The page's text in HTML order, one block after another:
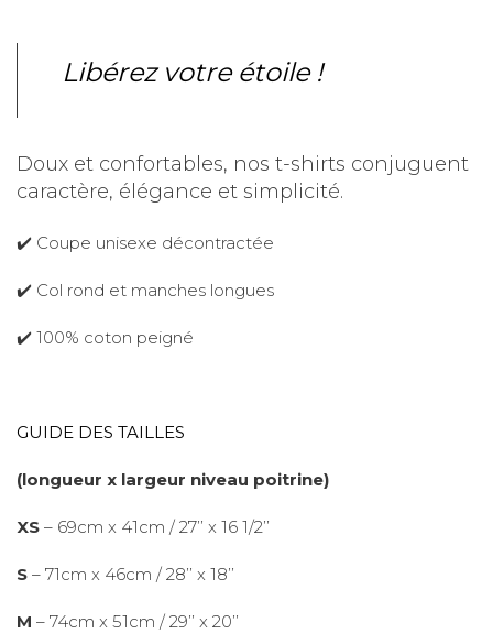
Libérez votre étoile !
Doux et confortables, nos t-shirts conjuguent
caractère, élégance et simplicité.
✔️ Coupe unisexe décontractée
✔️ Col rond et manches longues
✔️ 100% coton peigné
GUIDE DES TAILLES
(longueur x largeur niveau poitrine)
XS – 69cm x 41cm / 27’’ x 16 1/2’’
S – 71cm x 46cm / 28’’ x 18’’
M – 74cm x 51cm / 29’’ x 20’’